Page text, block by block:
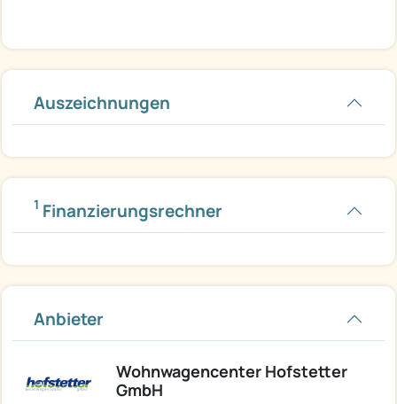
Auszeichnungen
1 Finanzierungsrechner
Anbieter
Wohnwagencenter Hofstetter
GmbH